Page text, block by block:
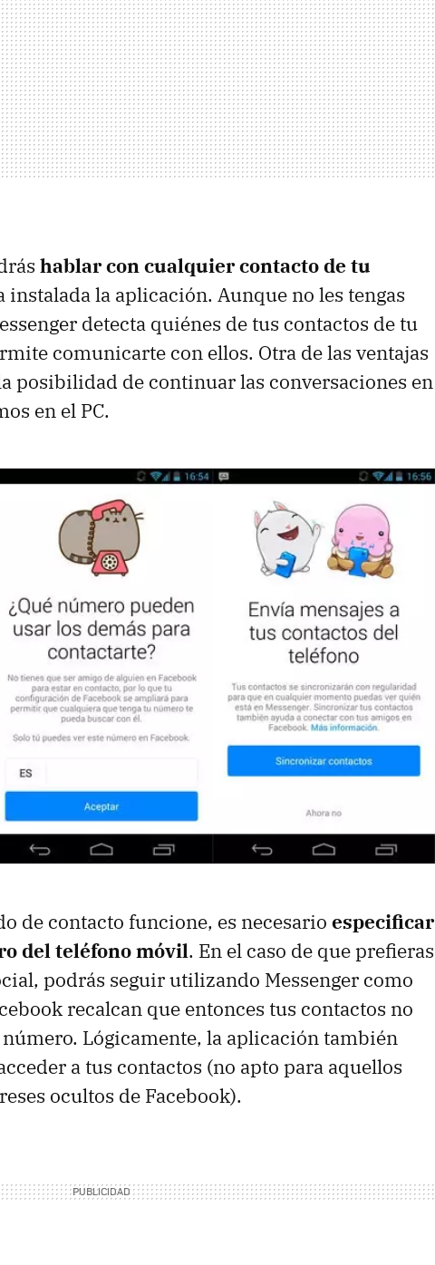
hablar con cualquier contacto de tu
instalada la aplicación. Aunque no les tengas
detecta quiénes de tus contactos de tu
comunicarte con ellos. Otra de las ventajas
posibilidad de continuar las conversaciones en
en el PC.
de contacto funcione, es necesario especificar
del teléfono móvil. En el caso de que prefieras
podrás seguir utilizando Messenger como
recalcan que entonces tus contactos no
Lógicamente, la aplicación también
a tus contactos (no apto para aquellos
ocultos de Facebook).